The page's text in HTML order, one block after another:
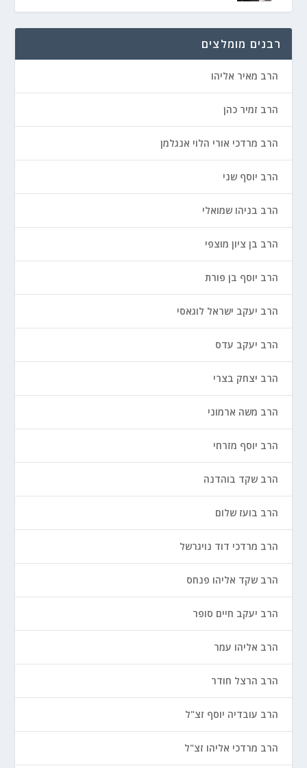
רבנים מומלצים
הרב מאיר אליהו
הרב זמיר כהן
הרב מרדכי אורי הלוי אנגלמן
הרב יוסף שני
הרב בניהו שמואלי
הרב בן ציון מוצפי
הרב יוסף בן פורת
הרב יעקב ישראל לוגאסי
הרב יעקב עדס
הרב יצחק בצרי
הרב משה ארמוני
הרב יוסף מזרחי
הרב שקד בוהדנה
הרב בועז שלום
הרב מרדכי דוד נויגרשל
הרב שקד אליהו פנחס
הרב יעקב חיים סופר
הרב אליהו עמר
הרב הרצל חודר
הרב עובדיה יוסף זצ"ל
הרב מרדכי אליהו זצ"ל